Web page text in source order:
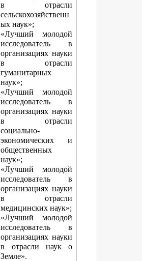
в отрасли
сельскохозяйственн
ых наук»;
«Лучший молодой
исследователь в
организациях науки
в отрасли
гуманитарных
наук»;
«Лучший молодой
исследователь в
организациях науки
в отрасли
социально-
экономических и
общественных
наук»;
«Лучший молодой
исследователь в
организациях науки
в отрасли
медицинских наук»;
«Лучший молодой
исследователь в
организациях науки
в отрасли наук о
Земле».